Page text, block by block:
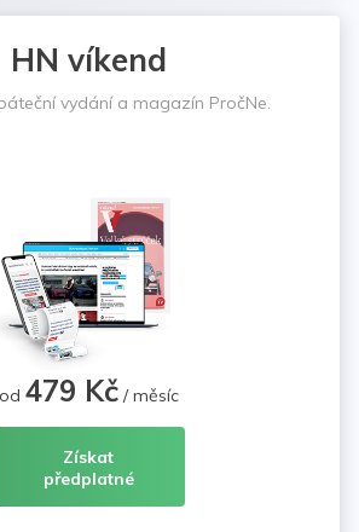
HN víkend
vydání a magazín PročNe.
od 479 Kč/ měsíc
Získat
předplatné